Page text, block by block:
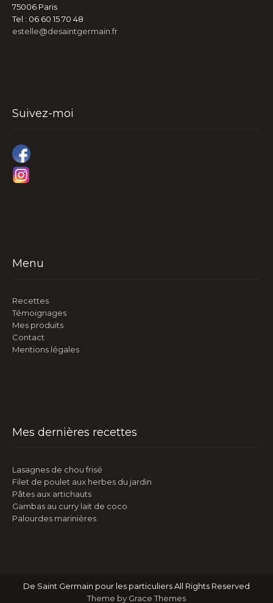
75006 Paris
Tel : 06 60 15 70 48
estelle@desaintgermain.fr
Suivez-moi
Menu
Recettes
Témoignages
Mes produits
Contact
Mentions légales
Mes dernières recettes
Lasagnes de chou frisé
Filet de poulet aux herbes du jardin
Pâtes aux artichauts
Gambas au curry lait de coco
Palourdes marinières
De Saint Germain pour les particuliers All Rights Reserved
Theme by Grace Themes